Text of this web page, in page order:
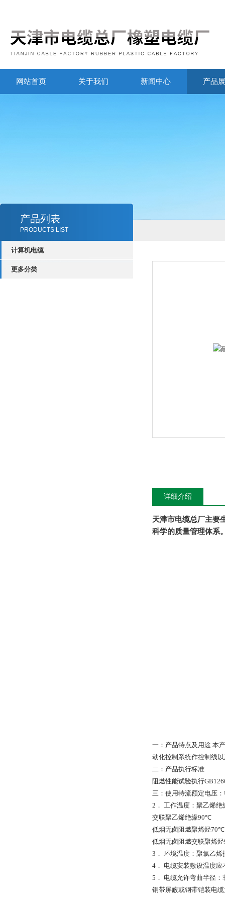
网站首页 关于我们 新闻中心 产品
产品列表
PRODUCTS LIST
计算机电缆
更多分类
详细介绍
天津市电缆总厂主要
科学的质量管理体系
一：产品特点及用途 本
动化控制系统作控制线
二：产品执行标准
阻燃性能试验执行
三：使用特流额定电压：
2 ． 工作温度：聚乙烯绝
交联聚乙烯绝缘90℃
低烟无卤阻燃聚烯烃70℃
低烟无卤阻燃交联聚烯烃
3 ． 环境温度：聚氯乙烯
4 ． 电缆安装敷设温度应
5 ． 电缆允许弯曲半径
铜带屏蔽或钢带铠装电